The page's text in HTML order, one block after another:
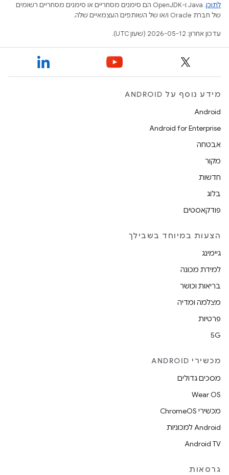
לתוכן
.‏ Java ו-OpenJDK הם סימנים מסחריים או סימנים מסחריים רשומים
של חברת Oracle ו/או של השותפים העצמאיים שלה.
עדכון אחרון: 2026-05-12 (שעון UTC).
מידע נוסף על ANDROID
Android
Android for Enterprise
אבטחה
מקור
חדשות
בלוג
פודקאסטים
הצעות במיוחד בשבילך
גיימינג
למידת מכונה
בריאות וכושר
מצלמה ומדיה
פרטיות
5G
מכשירי ANDROID
מסכים גדולים
Wear OS
מכשירי ChromeOS
Android למכוניות
Android TV
גרסאות